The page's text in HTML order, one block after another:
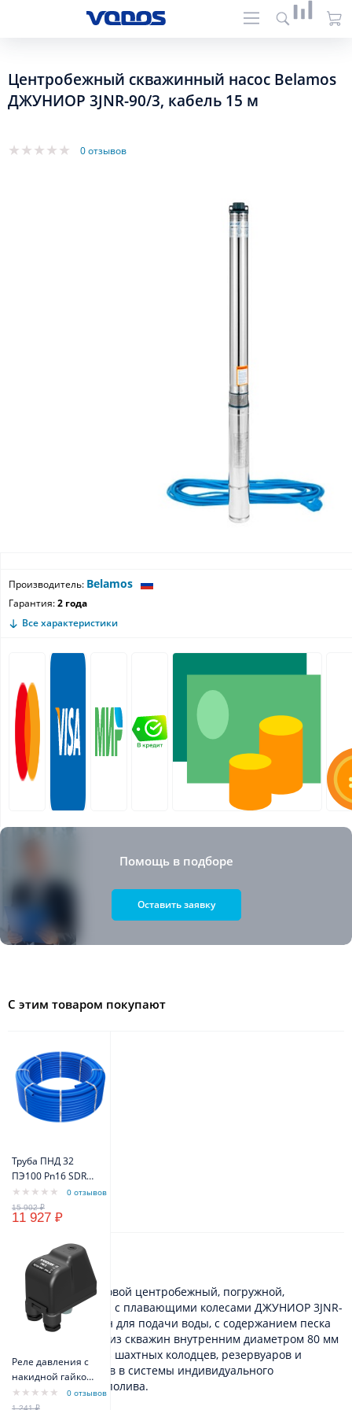
Центробежный скважинный насос Belamos
ДЖУНИОР 3JNR-90/3, кабель 15 м
0 отзывов
Производитель: Belamos
Гарантия:2 года
Все характеристики
Помощь в подборе
Оставить заявку
С этим товаром покупают
Труба ПНД 32
ПЭ100 Pn16 SDR11
(бухта 100м)
(синий цвет)
VODOS Standart
0 отзывов
11 927 ₽
Реле давления с
накидной гайкой
VODOS PM/5 1/4" -
FG 16A(10A) IP44
0 отзывов
Описание
Электронасос бытовой центробежный, погружной,
многоступенчатый c плавающими колесами ДЖУНИОР 3JNR-
90/3 предназначен для подачи воды, с содержанием песка
не более 180 г/м3, из скважин внутренним диаметром 80 мм
и более, а также из шахтных колодцев, резервуаров и
открытых водоемов в системы индивидуального
водоснабжения и полива.